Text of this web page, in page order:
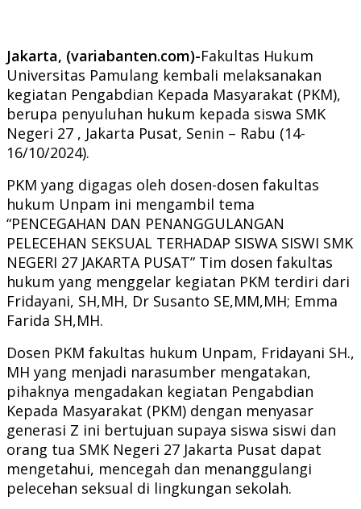
Jakarta, (variabanten.com)-Fakultas Hukum
Universitas Pamulang kembali melaksanakan
kegiatan Pengabdian Kepada Masyarakat (PKM),
berupa penyuluhan hukum kepada siswa SMK
Negeri 27 , Jakarta Pusat, Senin – Rabu (14-
16/10/2024).
PKM yang digagas oleh dosen-dosen fakultas
hukum Unpam ini mengambil tema
“PENCEGAHAN DAN PENANGGULANGAN
PELECEHAN SEKSUAL TERHADAP SISWA SISWI SMK
NEGERI 27 JAKARTA PUSAT” Tim dosen fakultas
hukum yang menggelar kegiatan PKM terdiri dari
Fridayani, SH,MH, Dr Susanto SE,MM,MH; Emma
Farida SH,MH.
Dosen PKM fakultas hukum Unpam, Fridayani SH.,
MH yang menjadi narasumber mengatakan,
pihaknya mengadakan kegiatan Pengabdian
Kepada Masyarakat (PKM) dengan menyasar
generasi Z ini bertujuan supaya siswa siswi dan
orang tua SMK Negeri 27 Jakarta Pusat dapat
mengetahui, mencegah dan menanggulangi
pelecehan seksual di lingkungan sekolah.